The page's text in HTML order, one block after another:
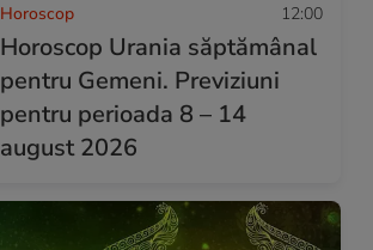
Horoscop 12:00
Horoscop Urania săptămânal
pentru Gemeni. Previziuni
pentru perioada 8 – 14
august 2026